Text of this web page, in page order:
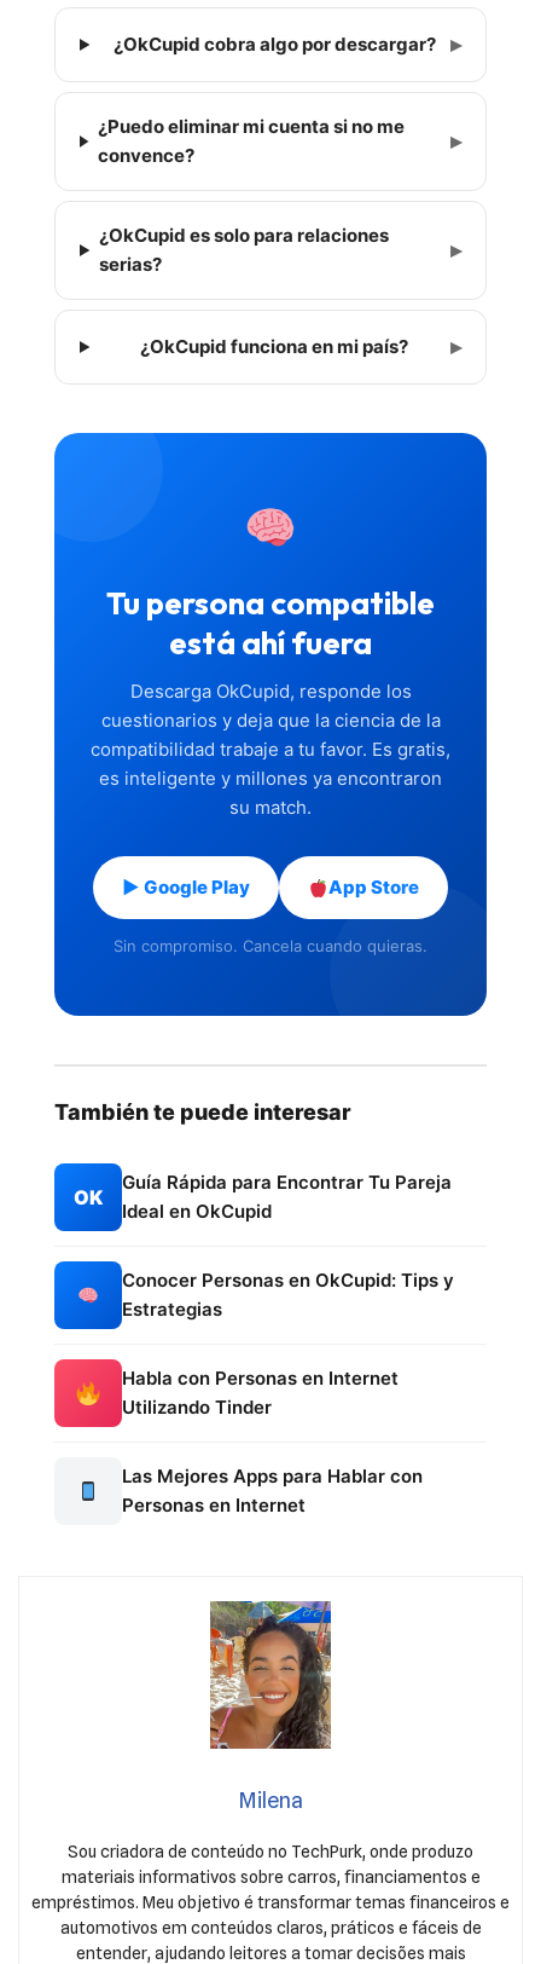
¿OkCupid cobra algo por descargar? ▸
¿Puedo eliminar mi cuenta si no me
convence?
▸
¿OkCupid es solo para relaciones
serias?
▸
¿OkCupid funciona en mi país? ▸
Tu persona compatible
está ahí fuera
Descarga OkCupid, responde los
cuestionarios y deja que la ciencia de la
compatibilidad trabaje a tu favor. Es gratis,
es inteligente y millones ya encontraron
su match.
▶ Google Play App Store
Sin compromiso. Cancela cuando quieras.
También te puede interesar
OK
Guía Rápida para Encontrar Tu Pareja
Ideal en OkCupid
Conocer Personas en OkCupid: Tips y
Estrategias
Habla con Personas en Internet
Utilizando Tinder
Las Mejores Apps para Hablar con
Personas en Internet
Milena
Sou criadora de conteúdo no TechPurk, onde produzo
materiais informativos sobre carros, financiamentos e
empréstimos. Meu objetivo é transformar temas financeiros e
automotivos em conteúdos claros, práticos e fáceis de
entender, ajudando leitores a tomar decisões mais